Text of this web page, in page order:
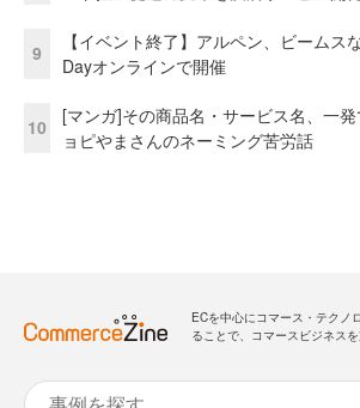
9
【イベント終了】アルペン、ビームス
Dayオンラインで開催
10
[マンガ]その商品名・サービス名、一
ョピやまさんのネーミング苦労話
ECを中心にコマース・テクノ
ることで、コマースビジネスを